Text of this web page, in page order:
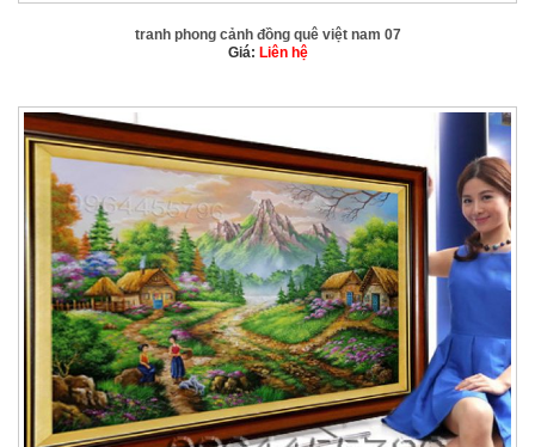
tranh phong cảnh đồng quê việt nam 07
Giá: Liên hệ